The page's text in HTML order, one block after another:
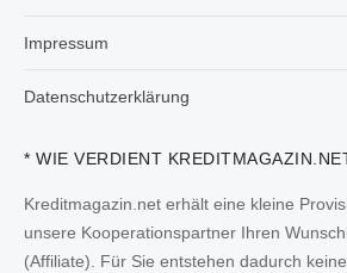
Impressum
Datenschutzerklärung
* WIE VERDIENT
Kreditmagazin.net erhält eine kleine
unsere Kooperationspartner Ihren
(Affiliate). Für Sie entstehen dadurch